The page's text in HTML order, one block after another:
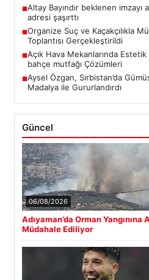
■Altay Bayındır beklenen imzayı
adresi şaşırttı
■Organize Suç ve Kaçakçılıkla
Toplantısı Gerçekleştirildi
■Açık Hava Mekanlarında Estetik
bahçe mutfağı Çözümleri
■Aysel Özgan, Sırbistan’da
Madalya ile Gururlandırdı
Güncel
06/08/2026
Adıyaman’da Orman Yangınına
Müdahale Ediliyor